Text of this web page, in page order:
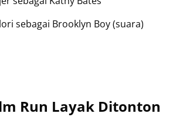
sebagai Brooklyn Boy (suara)
Run Layak Ditonton